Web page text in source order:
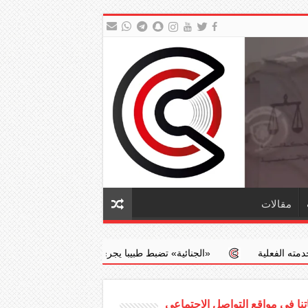
مقالات
‏«الجنائية» تضبط طبيبا يجري عمليات إجهاض مخالفة مقابل مبالغ مالية
في مواقع التواصل الاجتماعي